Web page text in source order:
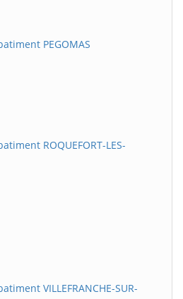
PEGOMAS
ROQUEFORT-LES-
VILLEFRANCHE-SUR-